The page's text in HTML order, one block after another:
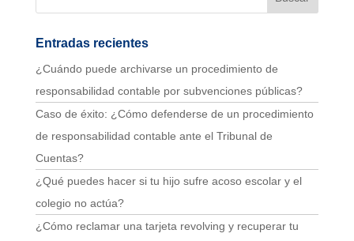
Entradas recientes
¿Cuándo puede archivarse un procedimiento de
responsabilidad contable por subvenciones públicas?
Caso de éxito: ¿Cómo defenderse de un procedimiento
de responsabilidad contable ante el Tribunal de
Cuentas?
¿Qué puedes hacer si tu hijo sufre acoso escolar y el
colegio no actúa?
¿Cómo reclamar una tarjeta revolving y recuperar tu